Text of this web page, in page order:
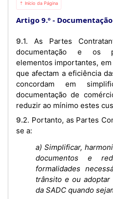
⇡ Início da Página
Artigo 9.º
9.1. As Partes Contratantes reconhecem que a
documentação e os
elementos importantes,
que afectam a eficiência
concordam em
documentação de
reduzir ao mínimo estes
9.2. Portanto, as Partes Contratantes comprometem-
se a:
a) Simplificar,
documentos e
formalidades
trânsito e ou
da SADC quando